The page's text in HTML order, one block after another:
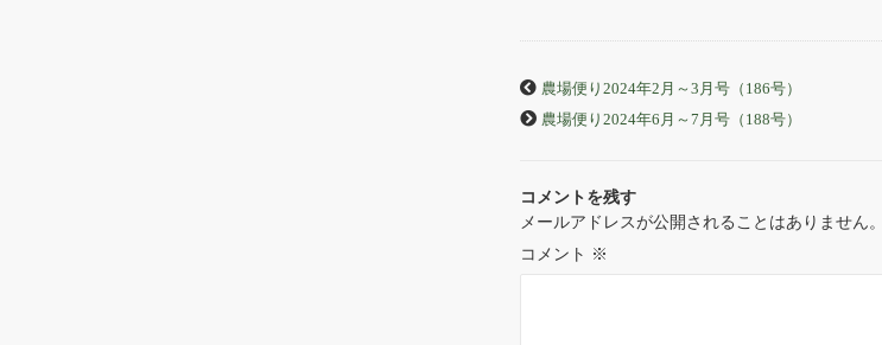
農場便り2024年2月～3月号（186号）
農場便り2024年6月～7月号（188号）
コメントを残す
メールアドレスが公開されることはありません。
コメント ※